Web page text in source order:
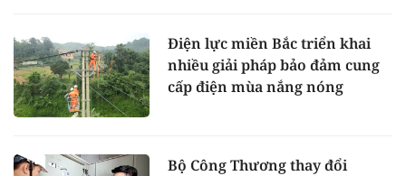
Điện lực miền Bắc triển khai
nhiều giải pháp bảo đảm cung
cấp điện mùa nắng nóng
Bộ Công Thương thay đổi